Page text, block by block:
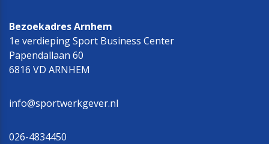
Bezoekadres Arnhem
1e verdieping Sport Business Center
Papendallaan 60
6816 VD ARNHEM
info@sportwerkgever.nl
026-4834450